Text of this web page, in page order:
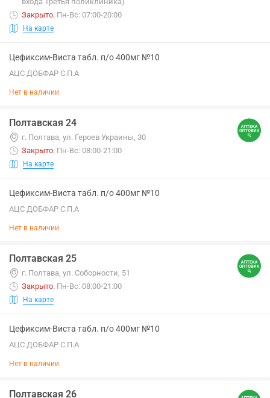
Закрыто. Пн-Вс: 07:00-20:00
На карте
Цефиксим-Виста табл. п/о 400мг №10
АЦС ДОБФАР С.П.А
Нет в наличии
Полтавская 24
г. Полтава, ул. Героев Украины, 30
Закрыто. Пн-Вс: 08:00-21:00
На карте
Цефиксим-Виста табл. п/о 400мг №10
АЦС ДОБФАР С.П.А
Нет в наличии
Полтавская 25
г. Полтава, ул. Соборности, 51
Закрыто. Пн-Вс: 08:00-21:00
На карте
Цефиксим-Виста табл. п/о 400мг №10
АЦС ДОБФАР С.П.А
Нет в наличии
Полтавская 26